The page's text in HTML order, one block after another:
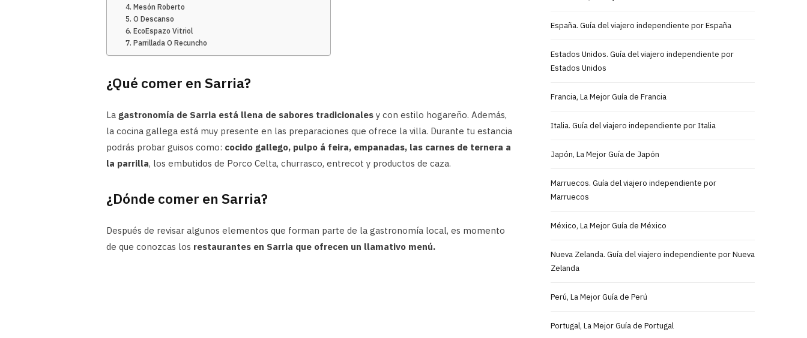
4. Mesón Roberto
5. O Descanso
6. EcoEspazo Vitriol
7. Parrillada O Recuncho
¿Qué comer en Sarria?
La gastronomía de Sarria está llena de sabores tradicionales y con estilo hogareño. Además,
la cocina gallega está muy presente en las preparaciones que ofrece la villa. Durante tu estancia
podrás probar guisos como: cocido gallego, pulpo á feira, empanadas, las carnes de ternera a
la parrilla, los embutidos de Porco Celta, churrasco, entrecot y productos de caza.
¿Dónde comer en Sarria?
Después de revisar algunos elementos que forman parte de la gastronomía local, es momento
de que conozcas los restaurantes en Sarria que ofrecen un llamativo menú.
España. Guía del viajero independiente por España
Estados Unidos. Guía del viajero independiente por
Estados Unidos
Francia, La Mejor Guía de Francia
Italia. Guía del viajero independiente por Italia
Japón, La Mejor Guía de Japón
Marruecos. Guía del viajero independiente por
Marruecos
México, La Mejor Guía de México
Nueva Zelanda. Guía del viajero independiente por Nueva
Zelanda
Perú, La Mejor Guía de Perú
Portugal, La Mejor Guía de Portugal